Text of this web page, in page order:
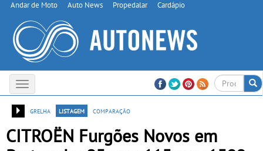
Andar de Moto Auto News Propedalar Cardápio
Toggle
navigation
grelha
listagem comparação
CITROËN Furgões Novos em